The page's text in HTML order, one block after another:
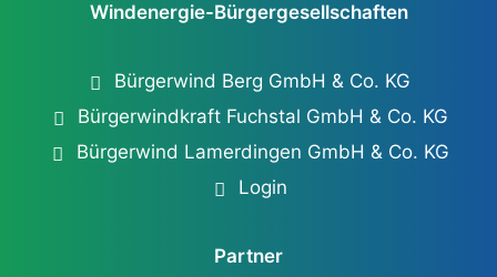
Windenergie-Bürgergesellschaften
Bürgerwind Berg GmbH & Co. KG
Bürgerwindkraft Fuchstal GmbH & Co. KG
Bürgerwind Lamerdingen GmbH & Co. KG
Login
Partner